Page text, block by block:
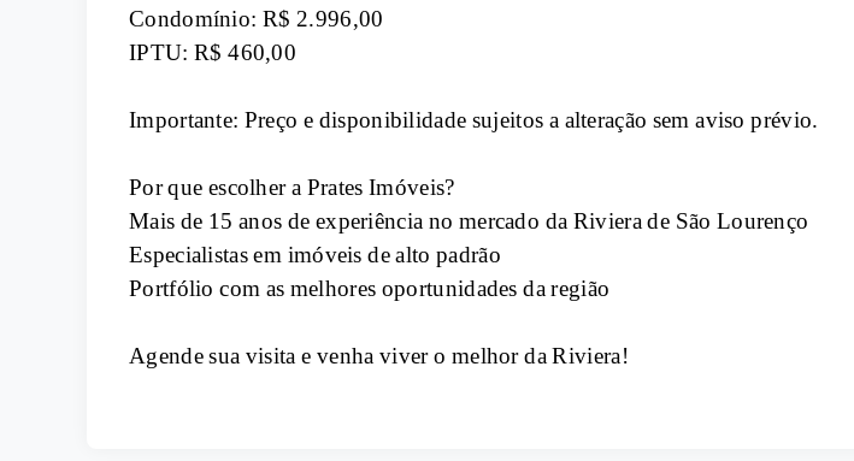
Condomínio: R$ 2.996,00
IPTU: R$ 460,00
Importante: Preço e disponibilidade sujeitos a alteração sem aviso prévio.
Por que escolher a Prates Imóveis?
Mais de 15 anos de experiência no mercado da Riviera de São Lourenço
Especialistas em imóveis de alto padrão
Portfólio com as melhores oportunidades da região
Agende sua visita e venha viver o melhor da Riviera!